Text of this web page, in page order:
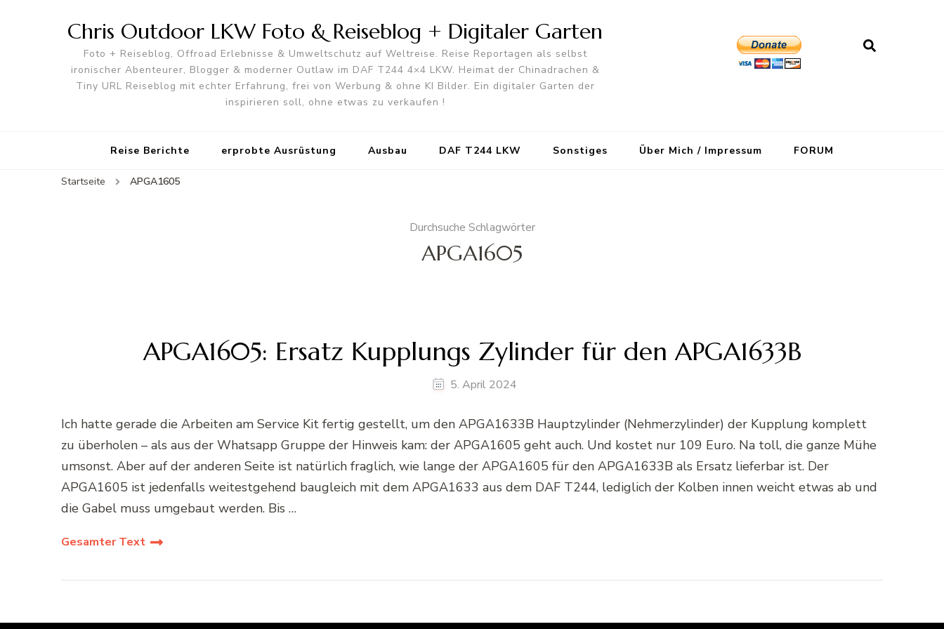
Chris Outdoor LKW Foto & Reiseblog + Digitaler Garten
Foto + Reiseblog, Offroad Erlebnisse & Umweltschutz auf Weltreise. Reise Reportagen als selbst
ironischer Abenteurer, Blogger & moderner Outlaw im DAF T244 4×4 LKW. Heimat der Chinadrachen &
Tiny URL Reiseblog mit echter Erfahrung, frei von Werbung & ohne KI Bilder. Ein digitaler Garten der
inspirieren soll, ohne etwas zu verkaufen !
Reise Berichte erprobte Ausrüstung Ausbau DAF T244 LKW Sonstiges Über Mich / Impressum FORUM
Startseite APGA1605
Durchsuche Schlagwörter
APGA1605
APGA1605: Ersatz Kupplungs Zylinder für den APGA1633B
5. April 2024
Ich hatte gerade die Arbeiten am Service Kit fertig gestellt, um den APGA1633B Hauptzylinder (Nehmerzylinder) der Kupplung komplett
zu überholen – als aus der Whatsapp Gruppe der Hinweis kam: der APGA1605 geht auch. Und kostet nur 109 Euro. Na toll, die ganze Mühe
umsonst. Aber auf der anderen Seite ist natürlich fraglich, wie lange der APGA1605 für den APGA1633B als Ersatz lieferbar ist. Der
APGA1605 ist jedenfalls weitestgehend baugleich mit dem APGA1633 aus dem DAF T244, lediglich der Kolben innen weicht etwas ab und
die Gabel muss umgebaut werden. Bis …
Gesamter Text